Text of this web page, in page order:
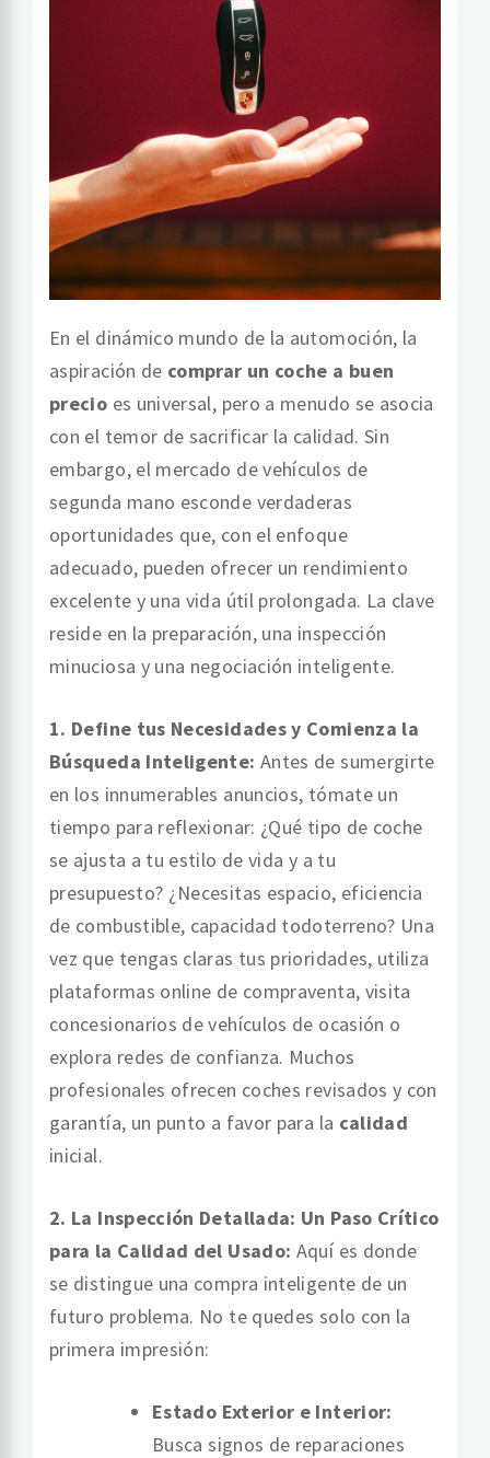
En el dinámico mundo de la automoción, la
aspiración de comprar un coche a buen
precio es universal, pero a menudo se asocia
con el temor de sacrificar la calidad. Sin
embargo, el mercado de vehículos de
segunda mano esconde verdaderas
oportunidades que, con el enfoque
adecuado, pueden ofrecer un rendimiento
excelente y una vida útil prolongada. La clave
reside en la preparación, una inspección
minuciosa y una negociación inteligente.
1. Define tus Necesidades y Comienza la
Búsqueda Inteligente: Antes de sumergirte
en los innumerables anuncios, tómate un
tiempo para reflexionar: ¿Qué tipo de coche
se ajusta a tu estilo de vida y a tu
presupuesto? ¿Necesitas espacio, eficiencia
de combustible, capacidad todoterreno? Una
vez que tengas claras tus prioridades, utiliza
plataformas online de compraventa, visita
concesionarios de vehículos de ocasión o
explora redes de confianza. Muchos
profesionales ofrecen coches revisados y con
garantía, un punto a favor para la calidad
inicial.
2. La Inspección Detallada: Un Paso Crítico
para la Calidad del Usado: Aquí es donde
se distingue una compra inteligente de un
futuro problema. No te quedes solo con la
primera impresión:
Estado Exterior e Interior:
Busca signos de reparaciones